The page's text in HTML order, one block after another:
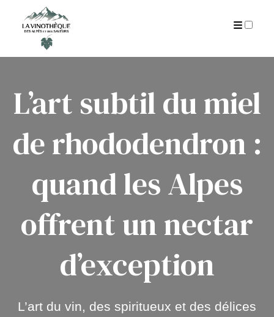
AUTEUR
CGU
ARCHIVES
L’art subtil du miel
de rhododendron :
quand les Alpes
offrent un nectar
d’exception
L’art du vin, des spiritueux et des délices